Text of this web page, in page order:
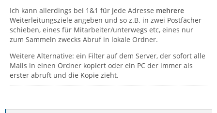
Ich kann allerdings bei 1&1 für jede Adresse mehrere
Weiterleitungsziele angeben und so z.B. in zwei Postfächer
schieben, eines für Mitarbeiter/unterwegs etc, eines nur
zum Sammeln zwecks Abruf in lokale Ordner.
Weitere Alternative: ein Filter auf dem Server, der sofort alle
Mails in einen Ordner kopiert oder ein PC der immer als
erster abruft und die Kopie zieht.